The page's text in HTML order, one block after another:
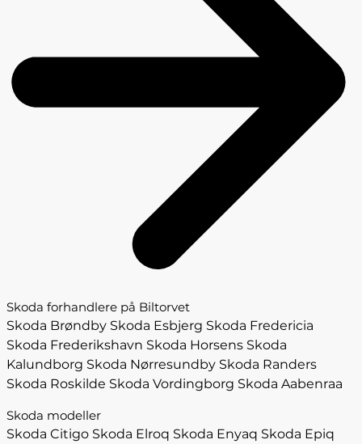
Skoda forhandlere på Biltorvet
Skoda Brøndby Skoda Esbjerg Skoda Fredericia
Skoda Frederikshavn Skoda Horsens Skoda
Kalundborg Skoda Nørresundby Skoda Randers
Skoda Roskilde Skoda Vordingborg Skoda Aabenraa
Skoda modeller
Skoda Citigo Skoda Elroq Skoda Enyaq Skoda Epiq